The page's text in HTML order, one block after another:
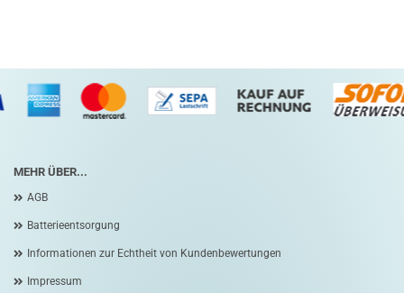
MEHR ÜBER...
AGB
Batterieentsorgung
Informationen zur Echtheit von Kundenbewertungen
Impressum